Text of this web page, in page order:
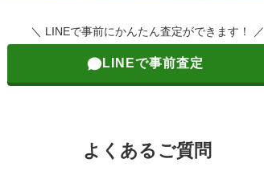
＼ LINEで事前にかんたん査定ができます！ ／
LINEで事前査定
よくあるご質問